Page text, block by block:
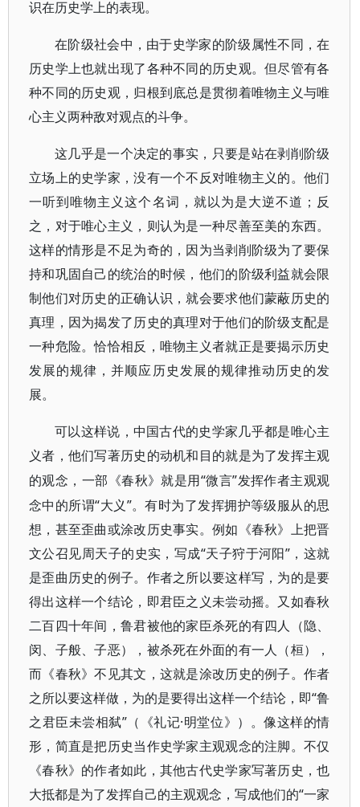
识在历史学上的表现。
在阶级社会中，由于史学家的阶级属性不同，在
历史学上也就出现了各种不同的历史观。但尽管有各
种不同的历史观，归根到底总是贯彻着唯物主义与唯
心主义两种敌对观点的斗争。
这几乎是一个决定的事实，只要是站在剥削阶级
立场上的史学家，没有一个不反对唯物主义的。他们
一听到唯物主义这个名词，就以为是大逆不道；反
之，对于唯心主义，则认为是一种尽善至美的东西。
这样的情形是不足为奇的，因为当剥削阶级为了要保
持和巩固自己的统治的时候，他们的阶级利益就会限
制他们对历史的正确认识，就会要求他们蒙蔽历史的
真理，因为揭发了历史的真理对于他们的阶级支配是
一种危险。恰恰相反，唯物主义者就正是要揭示历史
发展的规律，并顺应历史发展的规律推动历史的发
展。
可以这样说，中国古代的史学家几乎都是唯心主
义者，他们写著历史的动机和目的就是为了发挥主观
的观念，一部《春秋》就是用 “微言”发挥作者主观观
念中的所谓“大义”。有时为了发挥拥护等级服从的思
想，甚至歪曲或涂改历史事实。例如《春秋》上把晋
文公召见周天子的史实，写成“天子狩于河阳”，这就
是歪曲历史的例子。作者之所以要这样写，为的是要
得出这样一个结论，即君臣之义未尝动摇。又如春秋
二百四十年间，鲁君被他的家臣杀死的有四人（隐、
闵、子般、子恶），被杀死在外面的有一人（桓），
而《春秋》不见其文，这就是涂改历史的例子。作者
之所以要这样做，为的是要得出这样一个结论，即“鲁
之君臣未尝相弑”（《礼记·明堂位》）。像这样的情
形，简直是把历史当作史学家主观观念的注脚。不仅
《春秋》的作者如此，其他古代史学家写著历史，也
大抵都是为了发挥自己的主观观念，写成他们的“一家